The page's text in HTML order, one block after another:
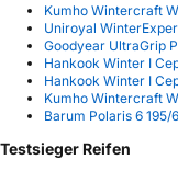
Kumho Wintercraft
Uniroyal
Goodyear UltraGrip
Hankook Winter I
Hankook Winter I
Kumho Wintercraft
Barum Polaris 6 195/
Testsieger Reifen